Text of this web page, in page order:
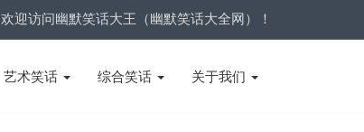
欢迎访问幽默笑话大王（幽默笑话大全网）！
艺术笑话 综合笑话 关于我们